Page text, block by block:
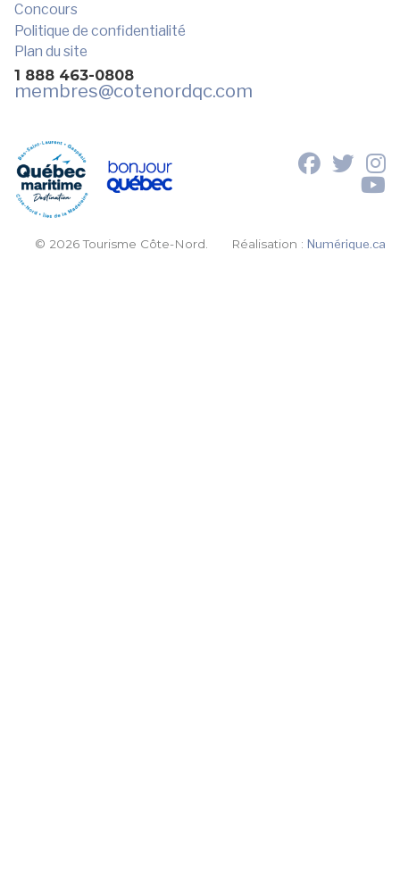
Concours
Politique de confidentialité
Plan du site
1 888 463-0808
membres@cotenordqc.com
© 2026 Tourisme Côte-Nord. Réalisation :Numérique.ca